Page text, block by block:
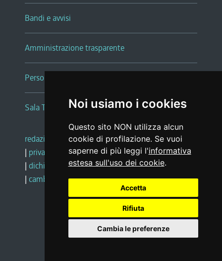
Noi usiamo i cookies
Questo sito NON utilizza alcun
cookie di profilazione. Se vuoi
saperne di più leggi l'informativa
estesa sull'uso dei cookie.
Accetta
Rifiuta
Cambia le preferenze
Bandi e avvisi
Amministrazione trasparente
Persone e Uffici
Sala Tiziano Tessitori
redazione web |note legali |glossario
| privacy
social media policy
| dichiarazione di accessibilità |feedback
| cambio preferenze cookie
Realizzato da